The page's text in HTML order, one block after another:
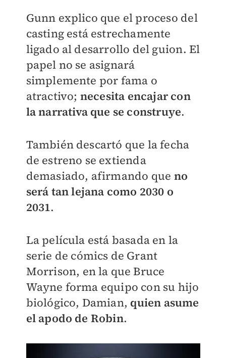
Gunn explico que el proceso del
casting está estrechamente
ligado al desarrollo del guion. El
papel no se asignará
simplemente por fama o
atractivo; necesita encajar con
la narrativa que se construye.
También descartó que la fecha
de estreno se extienda
demasiado, afirmando que no
será tan lejana como 2030 o
2031.
La película está basada en la
serie de cómics de Grant
Morrison, en la que Bruce
Wayne forma equipo con su hijo
biológico, Damian, quien asume
el apodo de Robin.